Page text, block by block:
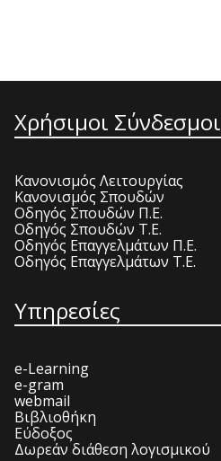
Χρήσιμοι Σύνδεσμοι
Κανονισμός Λειτουργίας
Κανονισμός Σπουδών
Οδηγός Σπουδών Π.Ε.
Οδηγός Σπουδών Τ.Ε.
Οδηγός Επαγγελμάτων Π.Ε.
Οδηγός Επαγγελμάτων Τ.Ε.
Υπηρεσίες
e-Learning
e-gram
webmail
Βιβλιοθήκη
Εύδοξος
Δωρεάν διάθεση λογισμικού